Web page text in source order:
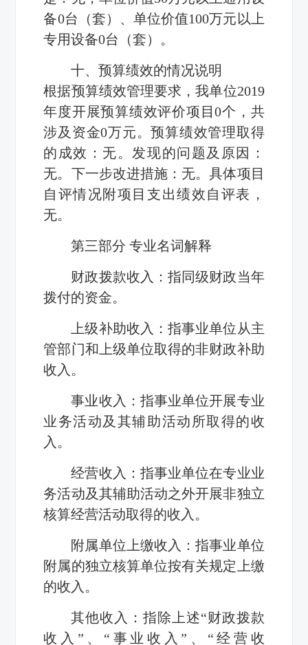
备0台（套）、单位价值100万元以上
专用设备0台（套）。
十、预算绩效的情况说明
根据预算绩效管理要求，我单位2019
年度开展预算绩效评价项目0个，共
涉及资金0万元。预算绩效管理取得
的成效：无。发现的问题及原因：
无。下一步改进措施：无。具体项目
自评情况附项目支出绩效自评表，
无。
第三部分 专业名词解释
财政拨款收入：指同级财政当年
拨付的资金。
上级补助收入：指事业单位从主
管部门和上级单位取得的非财政补助
收入。
事业收入：指事业单位开展专业
业务活动及其辅助活动所取得的收
入。
经营收入：指事业单位在专业业
务活动及其辅助活动之外开展非独立
核算经营活动取得的收入。
附属单位上缴收入：指事业单位
附属的独立核算单位按有关规定上缴
的收入。
其他收入：指除上述“财政拨款
收入”、“事业收入”、“经营收